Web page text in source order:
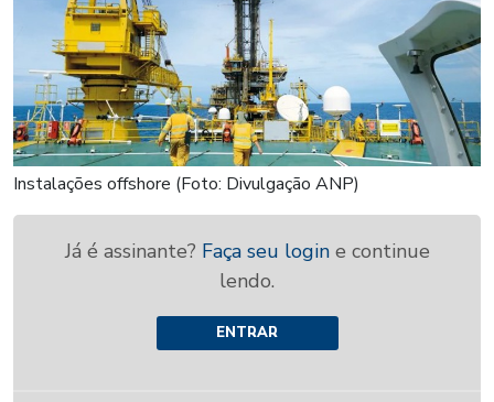
Instalações offshore (Foto: Divulgação ANP)
Já é assinante? Faça seu login e continue
lendo.
ENTRAR